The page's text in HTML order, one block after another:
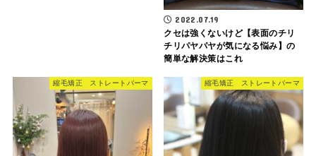
2022.07.19
クセは強くないけど【表面のチリ
チリパヤパヤが気になる悩み】の
簡単な解決策はこれ
縮毛矯正 ストレートパーマ 縮毛矯正 ストレートパーマ